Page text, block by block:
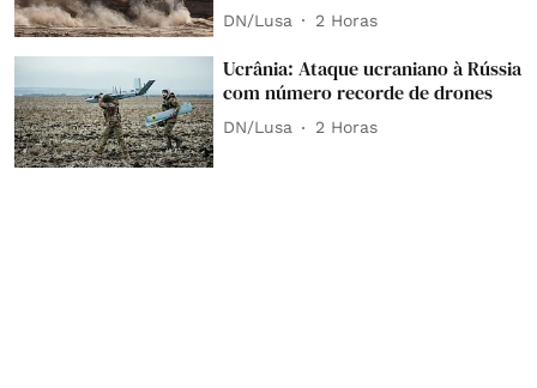
DN/Lusa 2 Horas
Ucrânia: Ataque ucraniano à Rússia
com número recorde de drones
DN/Lusa 2 Horas